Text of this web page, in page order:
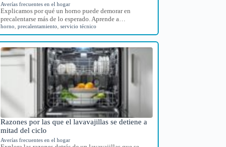
Averías frecuentes en el hogar
Explicamos por qué un horno puede demorar en
precalentarse más de lo esperado. Aprende a…
horno ,precalentamiento ,servicio técnico
Razones por las que el lavavajillas se detiene a
mitad del ciclo
Averías frecuentes en el hogar